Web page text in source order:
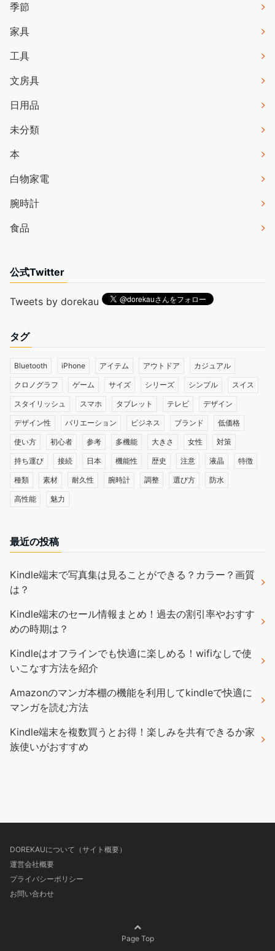
季節
家具
工具
文房具
日用品
未分類
本
白物家電
腕時計
食品
公式Twitter
Tweets by dorekau
タグ
Bluetooth iPhone アイテム アウトドア カジュアル
クロノグラフ ゲーム サイズ シリーズ シンプル スイス
スタイリッシュ スマホ タブレット テレビ デザイン
デザイン性 バリエーション ビジネス ブランド 低価格
使い方 初心者 参考 多機能 大きさ 女性 対策
持ち運び 接続 日本 機能性 歴史 注意 液晶 特徴
種類 素材 耐久性 腕時計 調整 選び方 防水
高性能 魅力
最近の投稿
Kindle端末で写真集は見ることができる？カラー？画質
は？
Kindle端末のセール情報まとめ！過去の割引率やおすす
めの時期は？
Kindleはオフラインでも快適に楽しめる！wifiなしで使
いこなす方法を紹介
Amazonのマンガ本棚の機能を利用してkindleで快適に
マンガを読む方法
Kindle端末を複数買うとお得！楽しみを共有できるか家
族使いがおすすめ
DOREKAUについて（サイト概要）
運営会社概要
プライバシーポリシー
お問い合わせ
Page Top